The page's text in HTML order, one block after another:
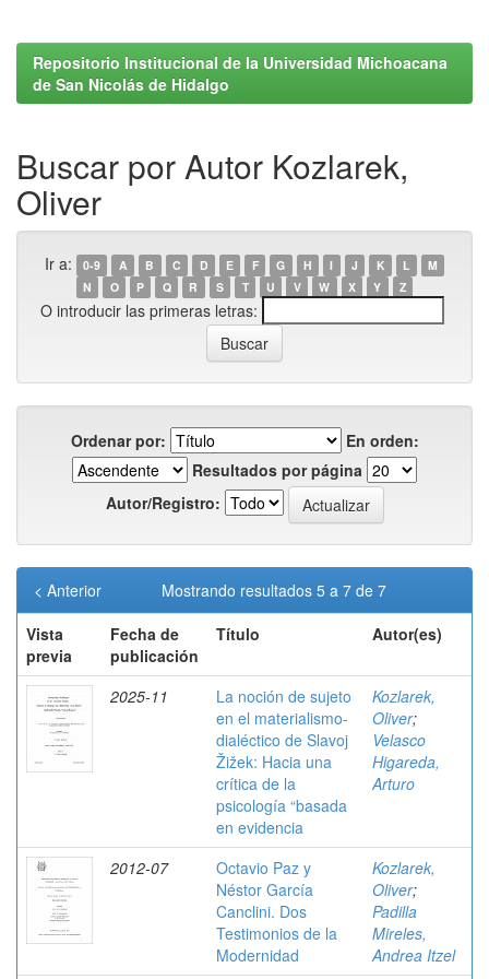
Repositorio Institucional de la Universidad Michoacana
de San Nicolás de Hidalgo
Buscar por Autor Kozlarek,
Oliver
Ir a: 0-9 A B C D E F G H I J K L
M
N
O P Q R S T U V W X Y Z
O introducir las primeras letras:
Ordenar por:
En orden:
Resultados por página
Autor/Registro:
Mostrando resultados 5 a 7 de 7
< Anterior
Vista
previa
Fecha de
publicación
Título Autor(es)
2025-11
La noción de sujeto
en el materialismo-
dialéctico de Slavoj
Žižek: Hacia una
crítica de la
psicología “basada
en evidencia
Kozlarek,
Oliver;
Velasco
Higareda,
Arturo
2012-07
Octavio Paz y
Néstor García
Canclini. Dos
Testimonios de la
Modernidad
Kozlarek,
Oliver;
Padilla
Mireles,
Andrea Itzel